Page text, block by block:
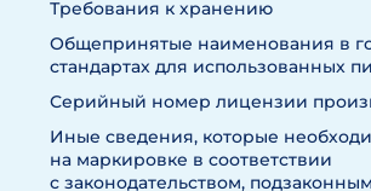
Требования к хранению
Общепринятые наименования в
стандартах для использованных
Серийный номер лицензии
Иные сведения, которые
на маркировке в соответствии
с законодательством,